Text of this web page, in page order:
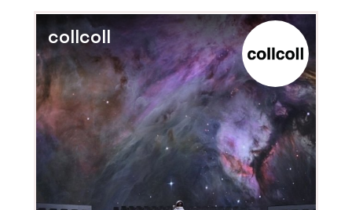
ČLÁNKY
Smlouva o dílo se stavební firmou.
Hlavní je definovat, co chcete
collcoll